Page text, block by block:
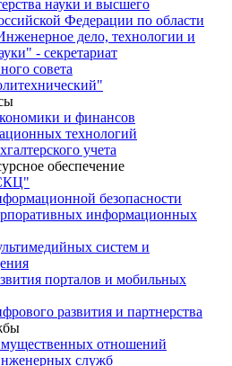
науки и высшего
Федерации по области
дело, технологии и
- секретариат
совета
и финансов
технологий
учета
обеспечение
безопасности
информационных
систем и
порталов и мобильных
развития и партнерства
отношений
служб